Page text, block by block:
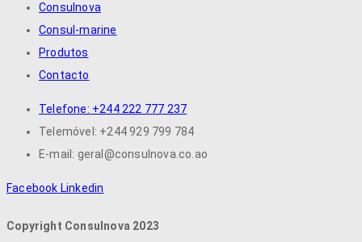
Consulnova
Consul-marine
Produtos
Contacto
Telefone: +244 222 777 237
Telemóvel: +244 929 799 784
E-mail: geral@consulnova.co.ao
Facebook Linkedin
Copyright Consulnova 2023